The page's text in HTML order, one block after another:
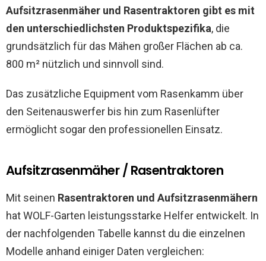
Aufsitzrasenmäher und Rasentraktoren gibt es mit
den unterschiedlichsten Produktspezifika, die
grundsätzlich für das Mähen großer Flächen ab ca.
800 m² nützlich und sinnvoll sind.
Das zusätzliche Equipment vom Rasenkamm über
den Seitenauswerfer bis hin zum Rasenlüfter
ermöglicht sogar den professionellen Einsatz.
Aufsitzrasenmäher / Rasentraktoren
Mit seinen Rasentraktoren und Aufsitzrasenmähern
hat WOLF-Garten leistungsstarke Helfer entwickelt. In
der nachfolgenden Tabelle kannst du die einzelnen
Modelle anhand einiger Daten vergleichen: